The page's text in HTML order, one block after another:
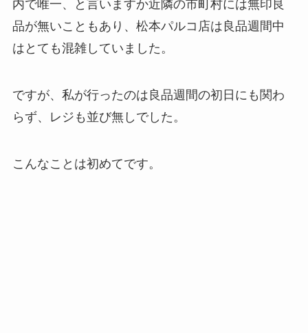
内で唯一、と言いますか近隣の市町村には無印良
品が無いこともあり、松本パルコ店は良品週間中
はとても混雑していました。
ですが、私が行ったのは良品週間の初日にも関わ
らず、レジも並び無しでした。
こんなことは初めてです。